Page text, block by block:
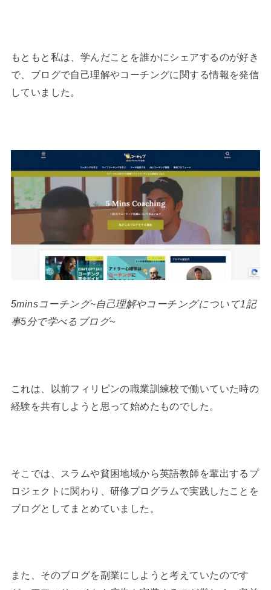
もともと私は、学んだことを誰かにシェアするのが好き
で、ブログで自己理解やコーチングに関する情報を発信
していました。
5minsコーチング~自己理解やコーチングについて1記
事5分で学べるブログ~
これは、以前フィリピンの職業訓練校で働いていた時の
経験を共有しようと思って始めたものでした。
そこでは、スラムや貧困地域から英語教師を輩出するプ
ロジェクトに関わり、研修プログラムで実践したことを
ブログとしてまとめていました。
また、そのブログを副業にしようと考えていたのです